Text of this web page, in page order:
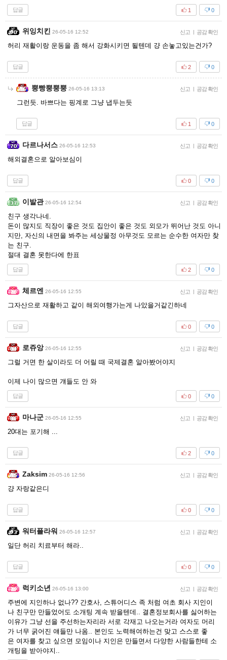
답글 0
1
위잉치킨 26-05-16 12:52 신고 | 공감 확인
허리 재활이랑 운동을 좀 해서 강화시키면 될텐데 걍 손놓고있는건가?
답글 0
2
뿡빵뿡뿡뿡 26-05-16 13:13 신고 | 공감 확인
그런듯. 바쁘다는 핑계로 그냥 냅두는듯
답글 0
1
다르나서스 26-05-16 12:53 신고 | 공감 확인
해외결혼으로 알아보심이
답글 0
0
이발관 26-05-16 12:54 신고 | 공감 확인
친구 생각나네.
돈이 많지도 직장이 좋은 것도 집안이 좋은 것도 외모가 뛰어난 것도 아니
지만, 자신의 내면을 봐주는 세상물정 아무것도 모르는 순수한 여자만 찾
는 친구.
절대 결혼 못한다에 한표
답글 0
2
체르엔 26-05-16 12:55 신고 | 공감 확인
그자산으로 재활하고 같이 해외여행가는게 나았을거같긴하네
답글 0
0
로쥬앙 26-05-16 12:55 신고 | 공감 확인
그럴 거면 한 살이라도 더 어릴 때 국제결혼 알아봤어야지
이제 나이 많으면 걔들도 안 와
답글 0
0
마나군 26-05-16 12:55 신고 | 공감 확인
20대는 포기해 ...
답글 0
2
Zaksim 26-05-16 12:56 신고 | 공감 확인
걍 자랑같은디
답글 0
0
워터플라워 26-05-16 12:57 신고 | 공감 확인
일단 허리 치료부터 해라..
답글 0
0
럭키소년 26-05-16 13:00 신고 | 공감 확인
주변에 지인하나 없나?? 간호사, 스튜어디스 족 처럼 여초 회사 지인이
나 친구만 만들었어도 소개팅 계속 받을텐데.. 결혼정보회사를 싫어하는
이유가 그냥 선을 주선하는자리라 서로 각재고 나오는거라 여자도 머리
가 너무 굵어진 얘들만 나옴.. 본인도 노력해여하는건 맞고 스스로 좋
은 여자를 찾고 싶으면 모임이나 지인은 만들면서 다양한 사람들한테 소
개팅을 받아야지..